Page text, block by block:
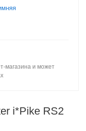
магазина и может
i*Pike RS2